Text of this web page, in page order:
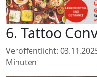
6. Tattoo
Veröffentlicht:
Minuten